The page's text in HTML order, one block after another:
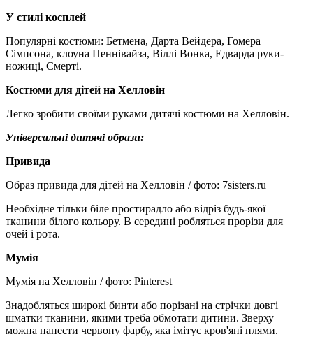
У стилі косплей
Популярні костюми: Бетмена, Дарта Вейдера, Гомера
Сімпсона, клоуна Пеннівайза, Віллі Вонка, Едварда руки-
ножиці, Смерті.
Костюми для дітей на Хелловін
Легко зробити своїми руками дитячі костюми на Хелловін.
Універсальні дитячі образи:
Привида
Образ привида для дітей на Хелловін / фото: 7sisters.ru
Необхідне тільки біле простирадло або відріз будь-якої
тканини білого кольору. В середині робляться прорізи для
очей і рота.
Мумія
Мумія на Хелловін / фото: Pinterest
Знадобляться широкі бинти або порізані на стрічки довгі
шматки тканини, якими треба обмотати дитини. Зверху
можна нанести червону фарбу, яка імітує кров'яні плями.